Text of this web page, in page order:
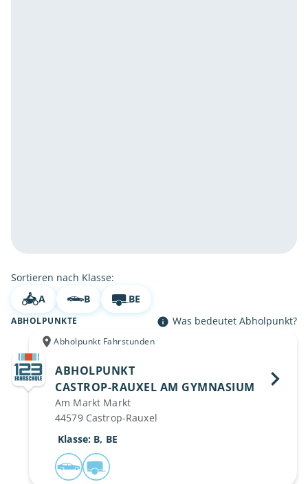
Sortieren nach Klasse:
A
B BE
ABHOLPUNKTE Was bedeutet Abholpunkt?
Abholpunkt Fahrstunden
ABHOLPUNKT
CASTROP-RAUXEL AM GYMNASIUM
Am Markt Markt
44579 Castrop-Rauxel
Klasse: B, BE